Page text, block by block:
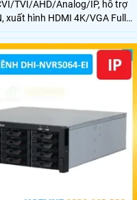
TVI/AHD/Analog/IP, hỗ trợ
xuất hình HDMI 4K/VGA Full
IP tối đa 6MP và ổ cứng
trang bị AI thông minh như
IVS và nhận diện khuôn mặt.